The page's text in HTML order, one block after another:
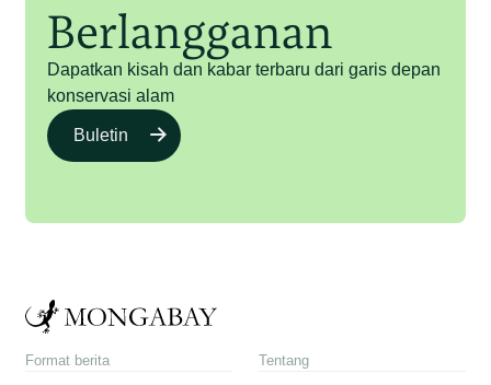
Berlangganan
Dapatkan kisah dan kabar terbaru dari garis depan
konservasi alam
Buletin
Format berita Tentang